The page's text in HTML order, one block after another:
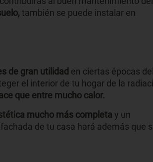
también se puede instalar en
de gran utilidad en ciertas épocas del
el interior de tu hogar de la
que entre mucho calor.
mucho más completa y un
de tu casa hará además que